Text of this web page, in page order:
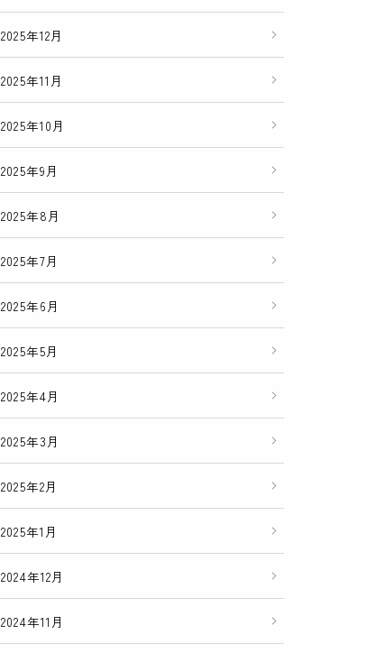
2025年12月
2025年11月
2025年10月
2025年9月
2025年8月
2025年7月
2025年6月
2025年5月
2025年4月
2025年3月
2025年2月
2025年1月
2024年12月
2024年11月